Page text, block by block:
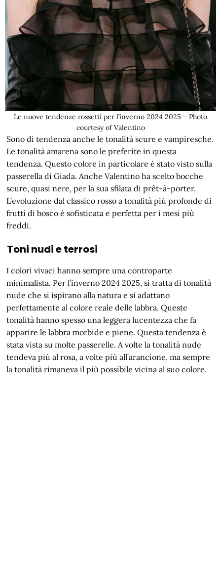
Le nuove tendenze rossetti per l’inverno 2024 2025 – Photo
courtesy of Valentino
Sono di tendenza anche le tonalità scure e vampiresche.
Le tonalità amarena sono le preferite in questa
tendenza. Questo colore in particolare è stato visto sulla
passerella di Giada. Anche Valentino ha scelto bocche
scure, quasi nere, per la sua sfilata di prêt-à-porter.
L’evoluzione dal classico rosso a tonalità più profonde di
frutti di bosco è sofisticata e perfetta per i mesi più
freddi.
Toni nudi e terrosi
I colori vivaci hanno sempre una controparte
minimalista. Per l’inverno 2024 2025, si tratta di tonalità
nude che si ispirano alla natura e si adattano
perfettamente al colore reale delle labbra. Queste
tonalità hanno spesso una leggera lucentezza che fa
apparire le labbra morbide e piene. Questa tendenza è
stata vista su molte passerelle. A volte la tonalità nude
tendeva più al rosa, a volte più all’arancione, ma sempre
la tonalità rimaneva il più possibile vicina al suo colore.